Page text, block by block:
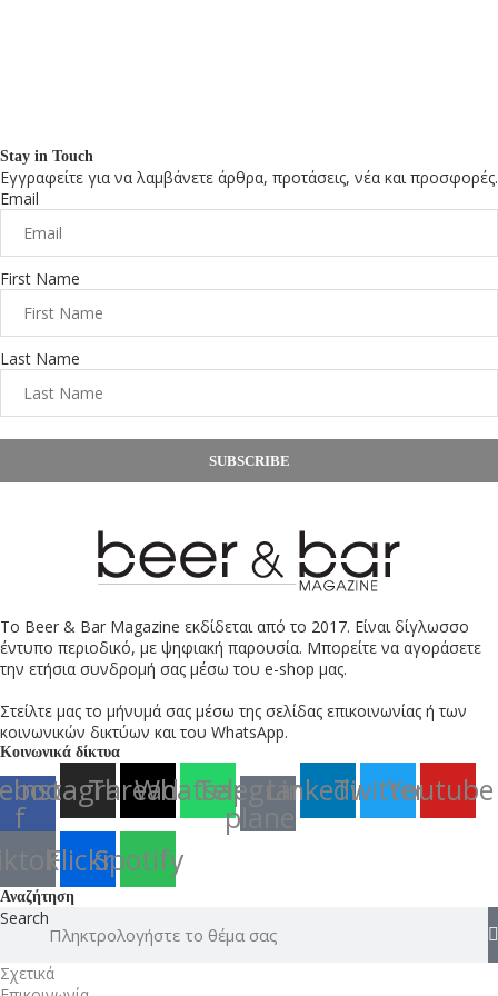
Stay in Touch
Εγγραφείτε για να λαμβάνετε άρθρα, προτάσεις, νέα και προσφορές.
Email
First Name
Last Name
SUBSCRIBE
Το Beer & Bar Magazine εκδίδεται από το 2017. Είναι δίγλωσσο
έντυπο περιοδικό, με ψηφιακή παρουσία. Μπορείτε να αγοράσετε
την ετήσια συνδρομή σας μέσω του e-shop μας.
Στείλτε μας το μήνυμά σας μέσω της σελίδας επικοινωνίας ή των
κοινωνικών δικτύων και του WhatsApp.
Κοινωνικά δίκτυα
f
Instagram
Threads
Whatsapp
Telegram-
plane
LinkedinTwitterYoutube
FlickrSpotify
Αναζήτηση
Search
Σχετικά